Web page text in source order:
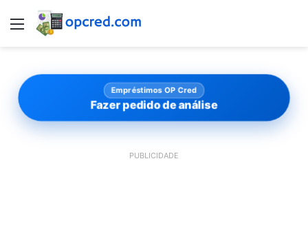
Menu
Empréstimos OP Cred
Fazer pedido de análise
PUBLICIDADE